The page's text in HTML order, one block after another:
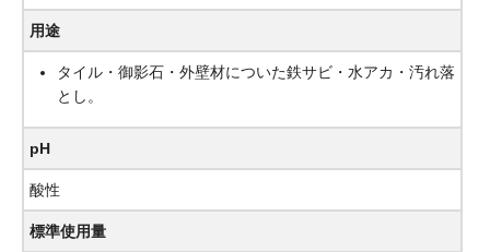
用途
タイル・御影石・外壁材についた鉄サビ・水アカ・汚れ落
とし。
pH
酸性
標準使用量